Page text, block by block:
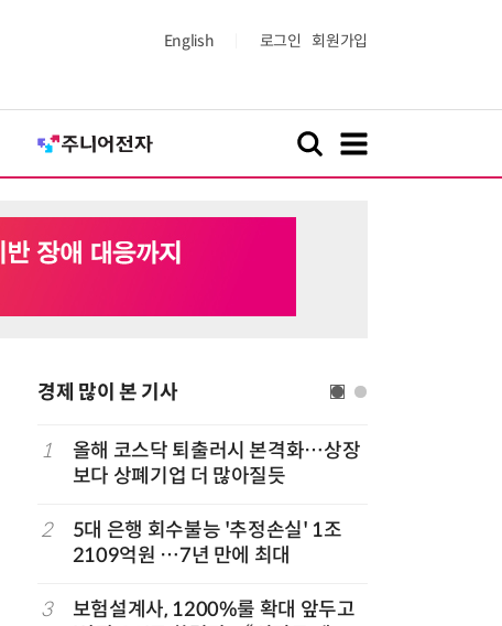
English 로그인 회원가입
경제 많이 본 기사
1
올해 코스닥 퇴출러시 본격화…상장
보다 상폐기업 더 많아질듯
2
5대 은행 회수불능 '추정손실' 1조
2109억원 …7년 만에 최대
3
보험설계사, 1200%룰 확대 앞두고